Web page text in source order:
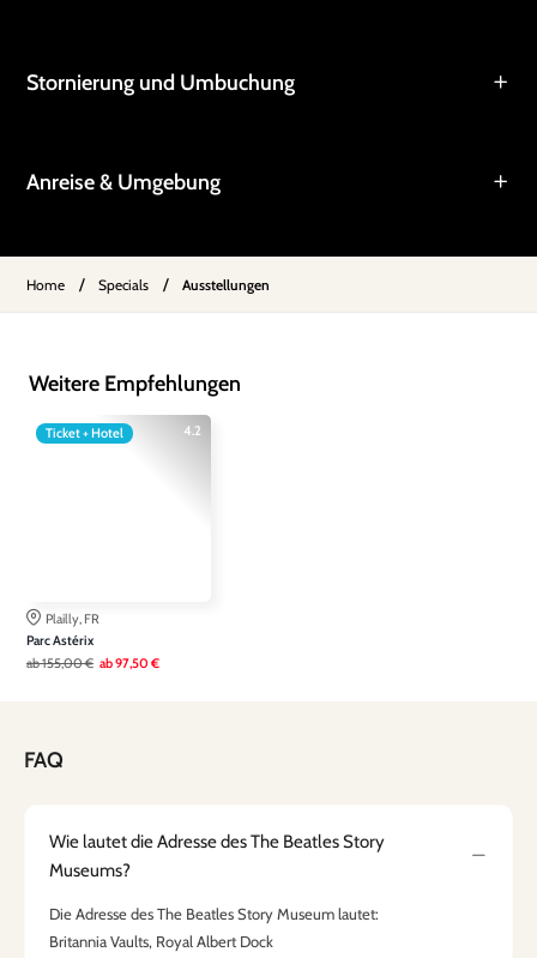
Stornierung und Umbuchung
Anreise & Umgebung
Home / Specials / Ausstellungen
Weitere Empfehlungen
4.2
Ticket + Hotel
Plailly, FR
Parc Astérix
ab155,00 € ab97,50 €
FAQ
Wie lautet die Adresse des The Beatles Story
Museums?
Die Adresse des The Beatles Story Museum lautet:
Britannia Vaults, Royal Albert Dock